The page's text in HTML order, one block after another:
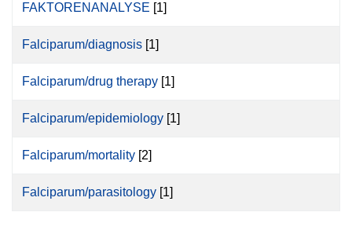
FAKTORENANALYSE [1]
Falciparum/diagnosis [1]
Falciparum/drug therapy [1]
Falciparum/epidemiology [1]
Falciparum/mortality [2]
Falciparum/parasitology [1]